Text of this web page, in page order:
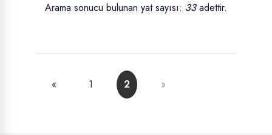
Arama sonucu bulunan yat sayısı: 33adettir.
« 1 2 »Sonraki